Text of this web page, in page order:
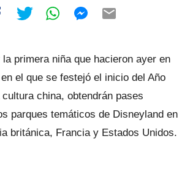
primera niña que hacieron ayer en
el que se festejó el inicio del Año
china, obtendrán pases
parques temáticos de Disneyland en
británica, Francia y Estados Unidos.